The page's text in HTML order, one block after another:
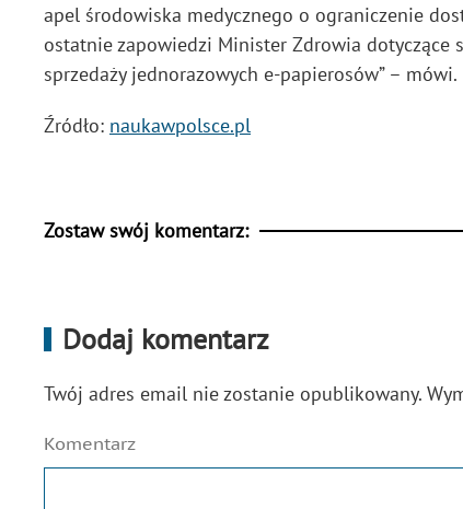
apel środowiska medycznego o ograniczenie
ostatnie zapowiedzi Minister Zdrowia dotyczące
sprzedaży jednorazowych e-papierosów” – mówi.
Źródło: naukawpolsce.pl
Zostaw swój komentarz:
Dodaj komentarz
Twój adres email nie zostanie opublikowany.
Komentarz